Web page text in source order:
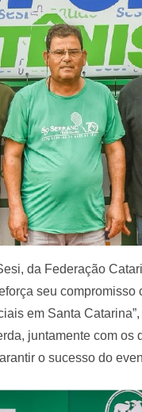
da Federação
seu
em Santa
juntamente com os
o sucesso do